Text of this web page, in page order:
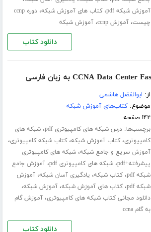
آموزش شبکه pdf ،کتاب های آموزش شبکه،
دوره ccnp
چیست،آموزش ccnp ،آموزش شبکه
دانلود کتاب
از: ابوالفضل هاشمی
موضوع:کتاب‌های آموزش شبکه
۱۴۲ صفحه
برچسب‌ها:درس شبکه های کامپیوتری pdf ،شبکه های
کامپیوتری،کتاب آموزش شبکه،کتاب شبکه کامپیوتری،
آموزش سریع و جامع شبکه،شبکه های کامپیوتری
پیشرفته+pdf
،شبکه های کامپیوتری pdf ،آموزش جامع
شبکه pdf
،کتاب شبکه، یادگیری آسان شبکه،آموزش
شبکه pdf
،کتاب های آموزش شبکه،آموزش شبکه،
دانلود مجانی کتاب شبکه های کامپیوتری،آموزش گام
به گام ccna
دانلود کتاب